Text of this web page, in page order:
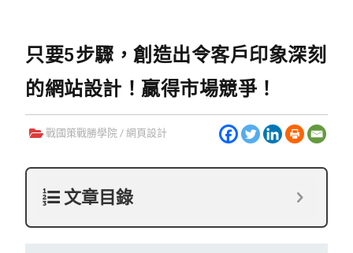
只要5步驟，創造出令客戶印象深刻
的網站設計！贏得市場競爭！
戰國策戰勝學院 /網頁設計
文章目錄